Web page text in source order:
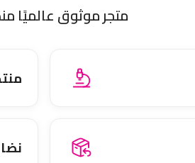
متجر موثوق عالميًا منذ